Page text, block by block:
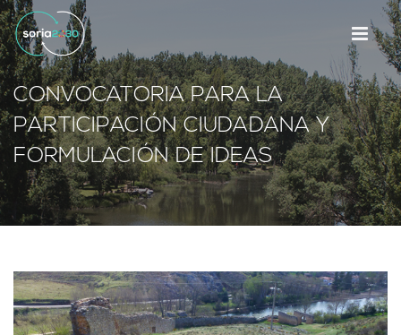
CONVOCATORIA PARA LA
PARTICIPACIÓN CIUDADANA Y
FORMULACIÓN DE IDEAS